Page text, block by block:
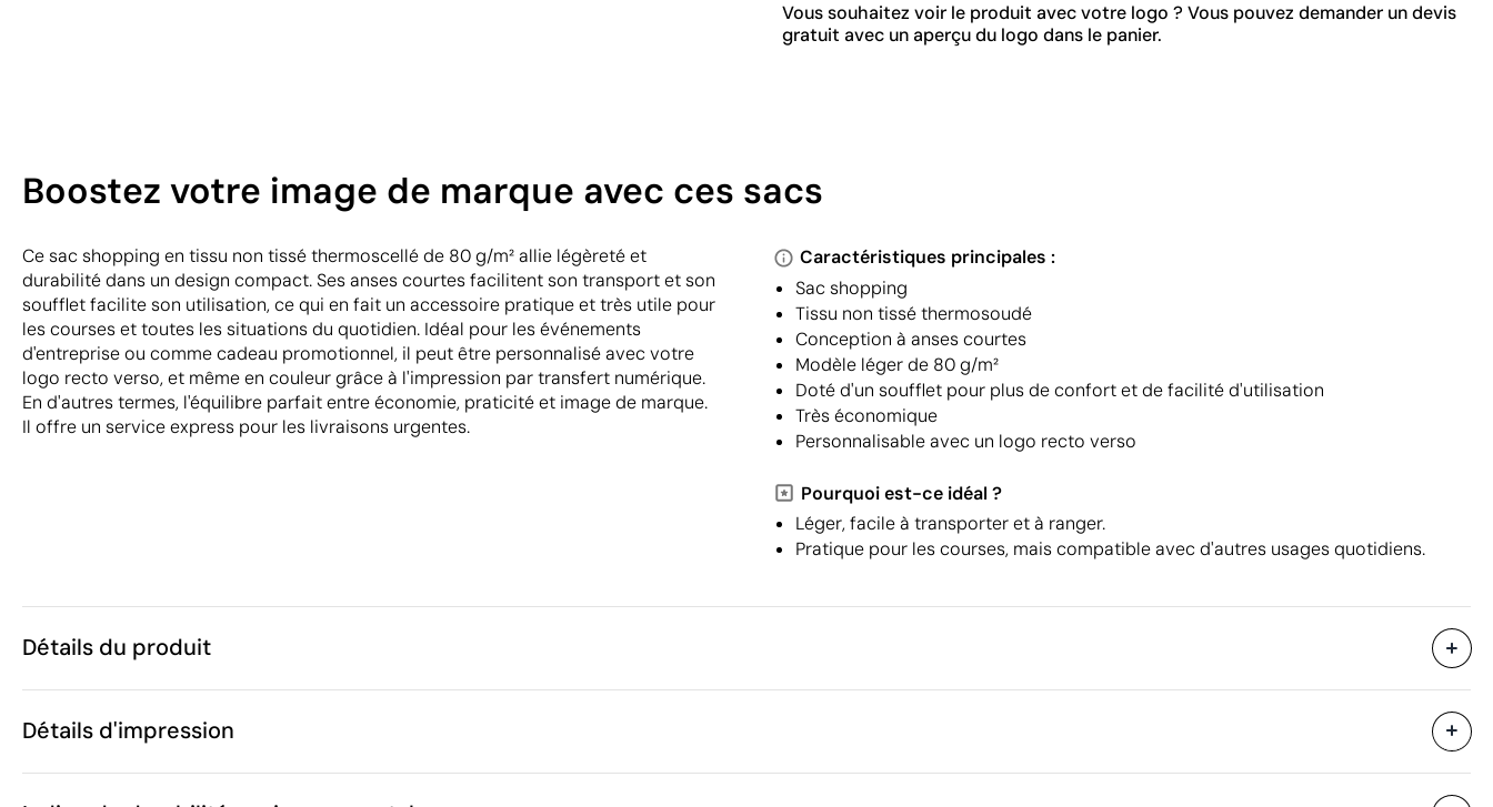
Vous souhaitez voir le produit avec votre logo ? Vous pouvez demander un devis
gratuit avec un aperçu du logo dans le panier.
Boostez votre image de marque avec ces sacs
Ce sac shopping en tissu non tissé thermoscellé de 80 g/m² allie légèreté et
durabilité dans un design compact. Ses anses courtes facilitent son transport et son
soufflet facilite son utilisation, ce qui en fait un accessoire pratique et très utile pour
les courses et toutes les situations du quotidien. Idéal pour les événements
d'entreprise ou comme cadeau promotionnel, il peut être personnalisé avec votre
logo recto verso, et même en couleur grâce à l'impression par transfert numérique.
En d'autres termes, l'équilibre parfait entre économie, praticité et image de marque.
Il offre un service express pour les livraisons urgentes.
Caractéristiques principales :
Sac shopping
Tissu non tissé thermosoudé
Conception à anses courtes
Modèle léger de 80 g/m²
Doté d'un soufflet pour plus de confort et de facilité d'utilisation
Très économique
Personnalisable avec un logo recto verso
Pourquoi est-ce idéal ?
Léger, facile à transporter et à ranger.
Pratique pour les courses, mais compatible avec d'autres usages quotidiens.
Détails du produit
Caractéristiques
Code du produit
Emballage
Détails d'impression